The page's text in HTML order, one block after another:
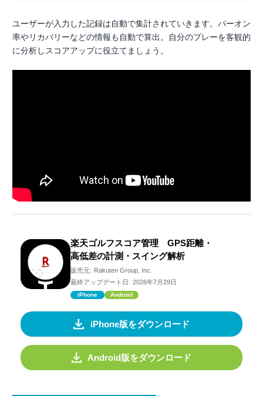
ユーザーが入力した記録は自動で集計されていきます。パーオン
率やリカバリーなどの情報も自動で算出。自分のプレーを客観的
に分析しスコアアップに役立てましょう。
楽天ゴルフスコア管理 GPS距離・
高低差の計測・スイング解析
販売元: Rakuten Group, Inc.
最終アップデート日: 2026年7月29日
iPhone Android
iPhone版をダウンロード
Android版をダウンロード